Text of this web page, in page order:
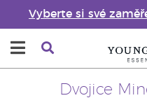
Vyberte si své
Dvojice